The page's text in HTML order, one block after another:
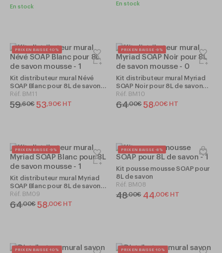
En stock
En stock
PRIX EN BAISSE -10%
Kit distributeur mural Névé
SOAP Blanc pour 8L de savon
mousse
Réf. BM11
59,60€ 53,90€ HT
PRIX EN BAISSE -9%
Kit distributeur mural Myriad
SOAP Noir pour 8L de savon
mousse
Réf. BM10
64,00€ 58,00€ HT
PRIX EN BAISSE -9%
Kit distributeur mural Myriad
SOAP Blanc pour 8L de savon
mousse
Réf. BM09
64,00€ 58,00€ HT
PRIX EN BAISSE -8%
Kit pousse mousse SOAP pour
8L de savon
Réf. BM08
48,00€ 44,00€ HT
PRIX EN BAISSE -10% PRIX EN BAISSE -10%